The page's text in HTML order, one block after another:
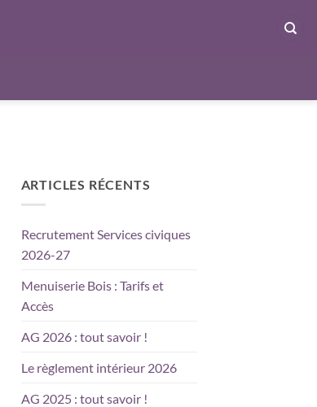
ARTICLES RÉCENTS
Recrutement Services civiques
2026-27
Menuiserie Bois : Tarifs et
Accès
AG 2026 : tout savoir !
Le règlement intérieur 2026
AG 2025 : tout savoir !